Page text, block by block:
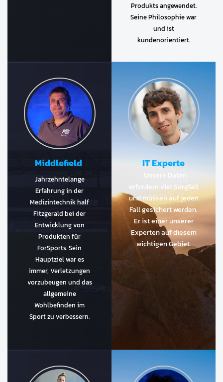
Produkts angewendet.
Seine Philosophie war
und ist
kundenorientiert.
Middlefield
Jahrzehntelange
Erfahrung in der
Medizintechnik half
Fitzgerald bei der
Entwicklung von
Produkten für
ForSports. Sein
Hauptziel war es
immer, Verletzungen
vorzubeugen und das
allgemeine
Wohlbefinden im
Sport zu verbessern.
IT Experte
Unsere Daten
erfordern viel Sorgfalt
und müssen auf jeden
Fall gesichert werden.
Er ist einer unserer
Experten auf diesem
wichtigen Gebiet.